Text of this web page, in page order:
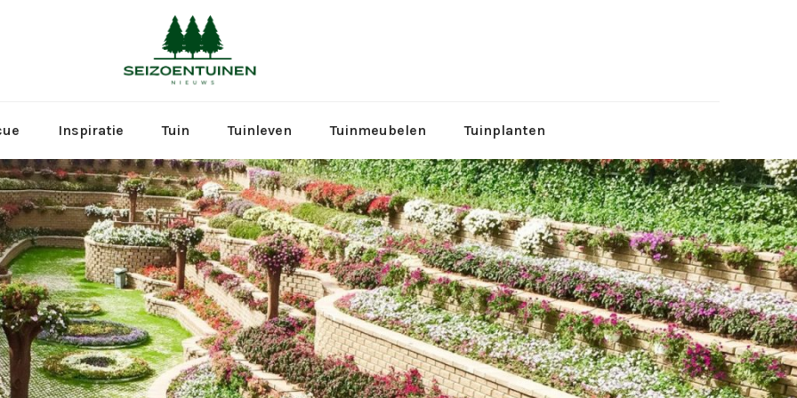
Inspiratie Tuin Tuinleven Tuinmeubelen Tuinplanten